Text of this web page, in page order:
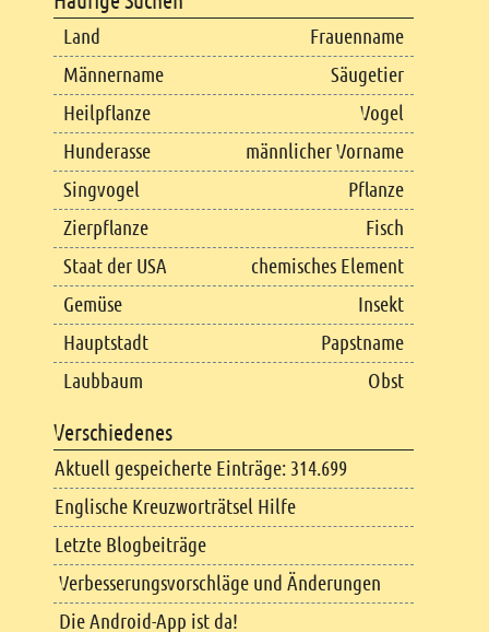
Land
Frauenname
Männername
Säugetier
Heilpflanze
Vogel
Hunderasse
männlicher Vorname
Singvogel
Pflanze
Zierpflanze
Fisch
Staat der USA
chemisches Element
Gemüse
Insekt
Hauptstadt
Papstname
Laubbaum
Obst
Verschiedenes
Aktuell gespeicherte Einträge: 314.699
Englische Kreuzworträtsel Hilfe
Letzte Blogbeiträge
Verbesserungsvorschläge und Änderungen
Die Android-App ist da!